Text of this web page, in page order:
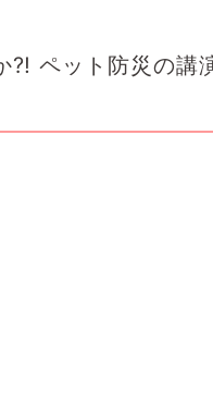
ペット防災の講